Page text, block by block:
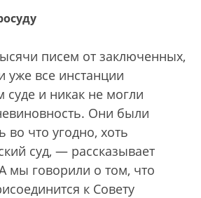
писем от заключенных,
все инстанции
суде и никак не могли
Они были
во что угодно, хоть
суд, — рассказывает
мы говорили о том, что
к Совету